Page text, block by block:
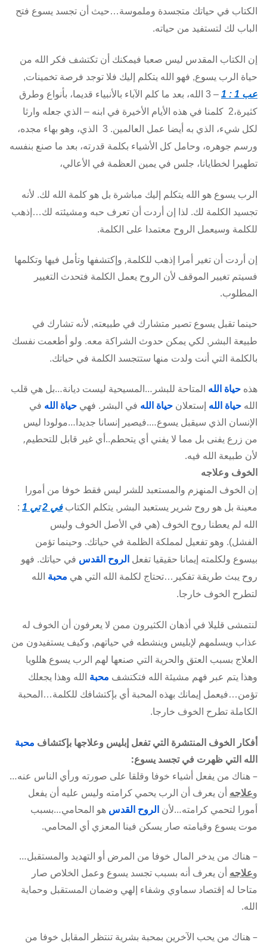
الكتاب في حياتك متجسدة وملموسة…حيث أن تجسد يسوع فتح
الباب لك لتستفيد من حياته.
إن الكتاب المقدس ليس صعبا فيمكنك أن تكتشف فكر الله من
حياة الرب يسوع, فهو الله يتكلم إليك فلا توجد فرصة تخمينات,
عب 1 : 1
– 3 الله، بعد ما كلم الآباء بالأنبياء قديما، بأنواع وطرق
كثيرة،2 كلمنا في هذه الأيام الأخيرة في ابنه – الذي جعله وارثا
لكل شيء، الذي به أيضا عمل العالمين. 3 الذي، وهو بهاء مجده،
ورسم جوهره، وحامل كل الأشياء بكلمة قدرته، بعد ما صنع بنفسه
تطهيرا لخطايانا، جلس في يمين العظمة في الأعالي،
الرب يسوع هو الله يتكلم إليك مباشرة بل هو كلمة الله لك. لأنه
تجسيد الكلمة لك. لذا إن أردت أن تعرف حبه ومشيئته لك…إذهب
للكلمة وسيعمل الروح معتمدا على الكلمة.
إن أردت أن تغير أمرا إذهب للكلمة, وإكتشفها وتأمل فيها وتكلمها
فسيتم تغيير الموقف لأن الروح يعمل الكلمة فتحدث التغيير
المطلوب.
حينما تقبل يسوع تصير متشارك في طبيعته, لأنه تشارك في
طبيعة البشر, لكي يمكن حدوث الشراكة معه. ولو أطعمت نفسك
بالكلمة التي أنت ولدت منها ستتجسد الكلمة في حياتك.
هذه حياة الله المتاحة للبشر…المسيحية ليست ديانة…بل هي قلب
الله حياة الله إستعلان حياة الله في البشر. فهي حياة الله في
الإنسان الذي سيقبل يسوع….فيصير إنسانا جديدا…مولودا ليس
من زرع يفنى بل مما لا يفني أي يتحطم..أي غير قابل للتحطيم,
لأن طبيعة الله فيه.
الخوف وعلاجه
إن الخوف المنهزم والمستعبد للشر ليس فقط خوفا من أمورا
معينة بل هو روح شرير يستعبد البشر, يتكلم الكتابفي 2 تي 1
:
الله لم يعطنا روح الخوف (هي في الأصل الخوف وليس
الفشل). وهو تفعيل لمملكة الظلمة في حياتك. وحينما تؤمن
بيسوع ولكلمته إيمانا حقيقيا تفعل الروح القدس في حياتك. فهو
روح يبث طريقة تفكير…تحتاج لكلمة الله التي هي محبة الله
لتطرح الخوف خارجا.
لنتمشى قليلا في أذهان الكثيرون ممن لا يعرفون أن الخوف له
عذاب ويسلمهم لإبليس وينشطه في حياتهم, وكيف يستفيدون من
العلاج بسبب العتق والحرية التي صنعها لهم الرب يسوع هللويا
وهذا يتم عبر فهم مشيئة الله فتكتشف محبة الله وهذا يجعلك
تؤمن…فيعمل إيمانك بهذه المحبة أي بإكتشافك للكلمة…المحبة
الكاملة تطرح الخوف خارجا.
أفكار الخوف المنتشرة التي تفعل إبليس وعلاجها بإكتشاف محبة
الله التي ظهرت في تجسد يسوع:
– هناك من يفعل أشياء خوفا وقلقا على صورته ورأي الناس عنه…
وعلاجه أن يعرف أن الرب يحمي كرامته وليس عليه أن يفعل
أمورا لتحمي كرامته…لأن الروح القدس هو المحامي…بسبب
موت يسوع وقيامته صار يسكن فينا المعزي أي المحامي.
– هناك من يدخر المال خوفا من المرض أو التهديد والمستقبل…
وعلاجه أن يعرف أنه بسبب تجسد يسوع وعمل الخلاص صار
متاحا له إقتصاد سماوي وشفاء إلهي وضمان المستقبل وحماية
الله.
– هناك من يحب الآخرين بمحبة بشرية تنتظر المقابل خوفا من